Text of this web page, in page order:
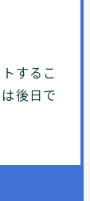
するこ
後日で